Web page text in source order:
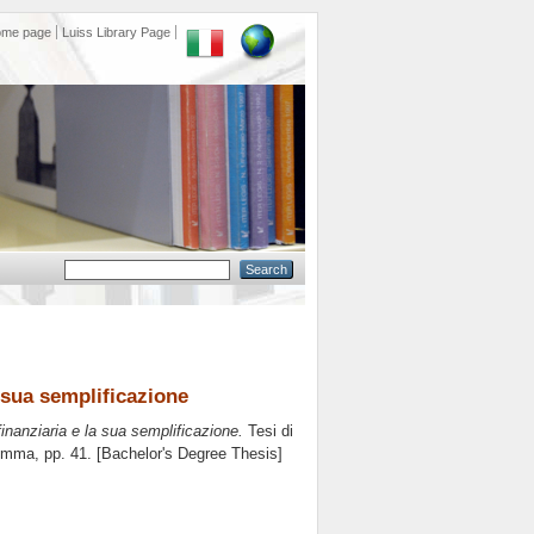
page Luiss Library Page
semplificazione
e la sua semplificazione. Tesi di
, pp. 41. [Bachelor's Degree Thesis]